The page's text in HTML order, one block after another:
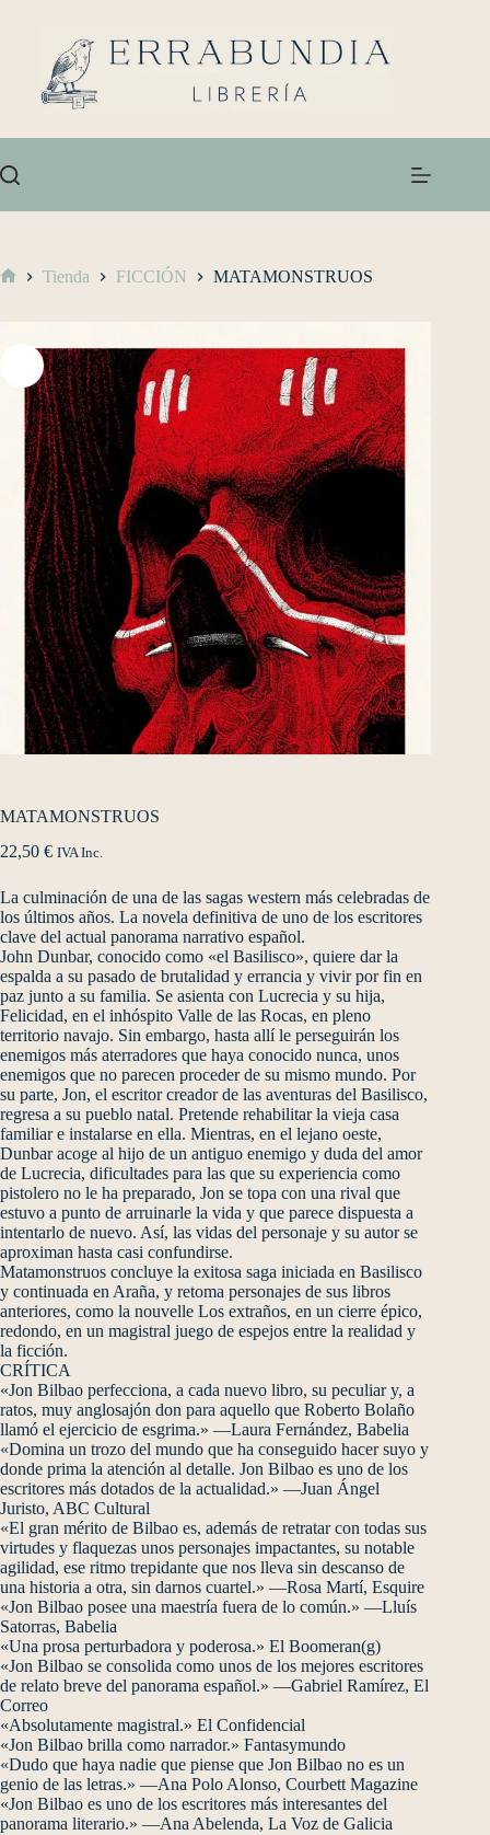
Tienda FICCIÓN MATAMONSTRUOS
MATAMONSTRUOS
22,50 € IVA Inc.
La culminación de una de las sagas western más celebradas de
los últimos años. La novela definitiva de uno de los escritores
clave del actual panorama narrativo español.
John Dunbar, conocido como «el Basilisco», quiere dar la
espalda a su pasado de brutalidad y errancia y vivir por fin en
paz junto a su familia. Se asienta con Lucrecia y su hija,
Felicidad, en el inhóspito Valle de las Rocas, en pleno
territorio navajo. Sin embargo, hasta allí le perseguirán los
enemigos más aterradores que haya conocido nunca, unos
enemigos que no parecen proceder de su mismo mundo. Por
su parte, Jon, el escritor creador de las aventuras del Basilisco,
regresa a su pueblo natal. Pretende rehabilitar la vieja casa
familiar e instalarse en ella. Mientras, en el lejano oeste,
Dunbar acoge al hijo de un antiguo enemigo y duda del amor
de Lucrecia, dificultades para las que su experiencia como
pistolero no le ha preparado, Jon se topa con una rival que
estuvo a punto de arruinarle la vida y que parece dispuesta a
intentarlo de nuevo. Así, las vidas del personaje y su autor se
aproximan hasta casi confundirse.
Matamonstruos concluye la exitosa saga iniciada en Basilisco
y continuada en Araña, y retoma personajes de sus libros
anteriores, como la nouvelle Los extraños, en un cierre épico,
redondo, en un magistral juego de espejos entre la realidad y
la ficción.
CRÍTICA
«Jon Bilbao perfecciona, a cada nuevo libro, su peculiar y, a
ratos, muy anglosajón don para aquello que Roberto Bolaño
llamó el ejercicio de esgrima.» —Laura Fernández, Babelia
«Domina un trozo del mundo que ha conseguido hacer suyo y
donde prima la atención al detalle. Jon Bilbao es uno de los
escritores más dotados de la actualidad.» —Juan Ángel
Juristo, ABC Cultural
«El gran mérito de Bilbao es, además de retratar con todas sus
virtudes y flaquezas unos personajes impactantes, su notable
agilidad, ese ritmo trepidante que nos lleva sin descanso de
una historia a otra, sin darnos cuartel.» —Rosa Martí, Esquire
«Jon Bilbao posee una maestría fuera de lo común.» —Lluís
Satorras, Babelia
«Una prosa perturbadora y poderosa.» El Boomeran(g)
«Jon Bilbao se consolida como unos de los mejores escritores
de relato breve del panorama español.» —Gabriel Ramírez, El
Correo
«Absolutamente magistral.» El Confidencial
«Jon Bilbao brilla como narrador.» Fantasymundo
«Dudo que haya nadie que piense que Jon Bilbao no es un
genio de las letras.» —Ana Polo Alonso, Courbett Magazine
«Jon Bilbao es uno de los escritores más interesantes del
panorama literario.» —Ana Abelenda, La Voz de Galicia